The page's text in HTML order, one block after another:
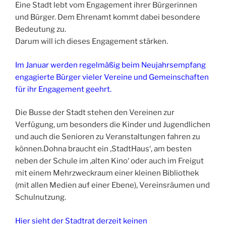
Eine Stadt lebt vom Engagement ihrer Bürgerinnen
und Bürger. Dem Ehrenamt kommt dabei besondere
Bedeutung zu.
Darum will ich dieses Engagement stärken.
Im Januar werden regelmäßig beim Neujahrsempfang
engagierte Bürger vieler Vereine und Gemeinschaften
für ihr Engagement geehrt.
Die Busse der Stadt stehen den Vereinen zur
Verfügung, um besonders die Kinder und Jugendlichen
und auch die Senioren zu Veranstaltungen fahren zu
können.Dohna braucht ein ‚StadtHaus‘, am besten
neben der Schule im ‚alten Kino‘ oder auch im Freigut
mit einem Mehrzweckraum einer kleinen Bibliothek
(mit allen Medien auf einer Ebene), Vereinsräumen und
Schulnutzung.
Hier sieht der Stadtrat derzeit keinen